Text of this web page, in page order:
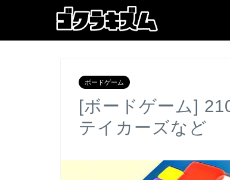
ボードゲーム
[ボードゲーム]
テイカーズなど